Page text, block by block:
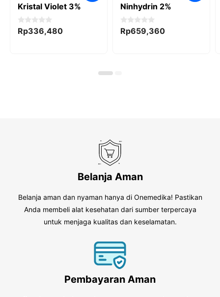
Kristal Violet 3%
0
o
Rp336,480
Ninhydrin 2%
0
o
Rp659,360
Belanja Aman
Belanja aman dan nyaman hanya di Onemedika! Pastikan
Anda membeli alat kesehatan dari sumber terpercaya
untuk menjaga kualitas dan keselamatan.
Pembayaran Aman